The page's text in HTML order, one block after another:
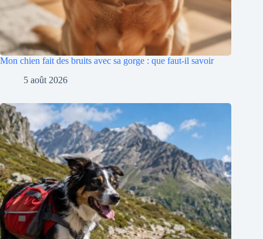
Mon chien fait des bruits avec sa gorge : que faut-il savoir
5 août 2026